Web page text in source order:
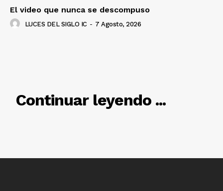
El video que nunca se descompuso
LUCES DEL SIGLO IC - 7 Agosto, 2026
Continuar leyendo ...
RELACIONADO